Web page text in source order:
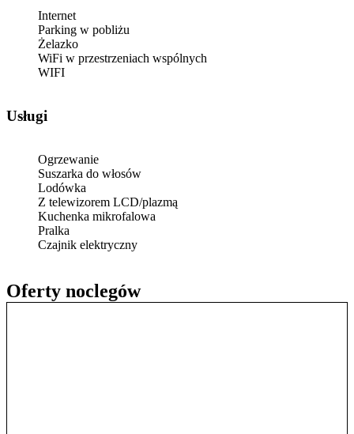
Oferty noclegów
Internet
Parking w pobliżu
Żelazko
WiFi w przestrzeniach wspólnych
WIFI
Usługi
Ogrzewanie
Suszarka do włosów
Lodówka
Z telewizorem LCD/plazmą
Kuchenka mikrofalowa
Pralka
Czajnik elektryczny